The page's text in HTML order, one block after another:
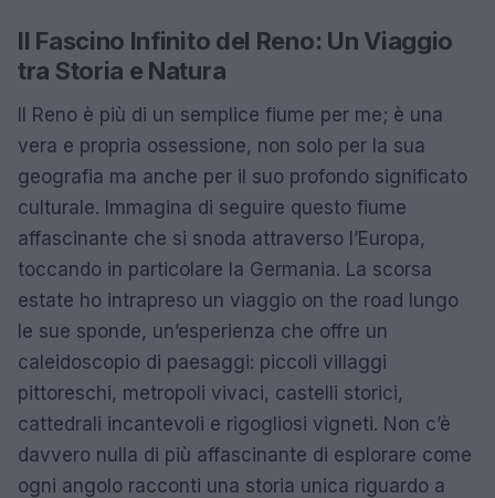
Il Fascino Infinito del Reno: Un Viaggio
tra Storia e Natura
Il Reno è più di un semplice fiume per me; è una
vera e propria ossessione, non solo per la sua
geografia ma anche per il suo profondo significato
culturale. Immagina di seguire questo fiume
affascinante che si snoda attraverso l’Europa,
toccando in particolare la Germania. La scorsa
estate ho intrapreso un viaggio on the road lungo
le sue sponde, un’esperienza che offre un
caleidoscopio di paesaggi: piccoli villaggi
pittoreschi, metropoli vivaci, castelli storici,
cattedrali incantevoli e rigogliosi vigneti. Non c’è
davvero nulla di più affascinante di esplorare come
ogni angolo racconti una storia unica riguardo a